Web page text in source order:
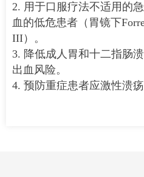
2. 用于口服疗法不适用的
血的低危患者（胃镜下
III）。
3. 降低成人胃和十二指肠
出血风险。
4. 预防重症患者应激性溃疡